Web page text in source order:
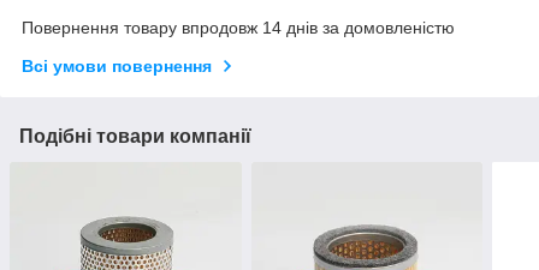
Повернення товару впродовж 14 днів за домовленістю
Всі умови повернення
Подібні товари компанії